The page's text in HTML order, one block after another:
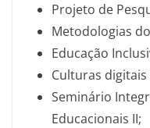
Projeto de
Metodologias
Educação
Culturas digitais
Seminário
Educacionais II;